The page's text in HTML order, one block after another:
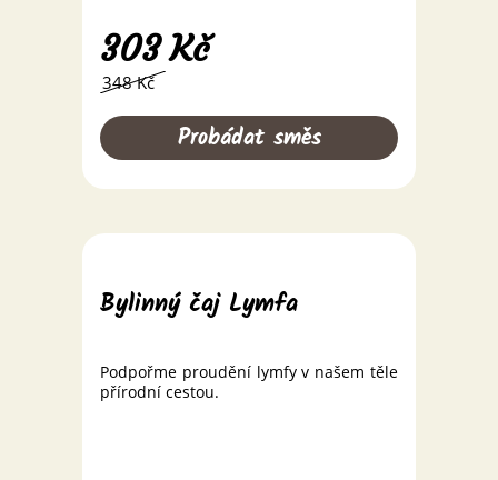
303 Kč
348 Kč
Probádat směs
Bylinný čaj Lymfa
Podpořme proudění lymfy v našem těle
přírodní cestou.